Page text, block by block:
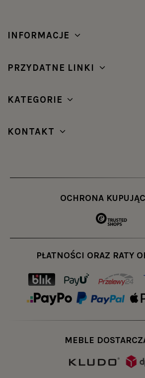
INFORMACJE
PRZYDATNE LINKI
KATEGORIE
KONTAKT
OCHRONA
PŁATNOŚCI ORAZ RATY
MEBLE